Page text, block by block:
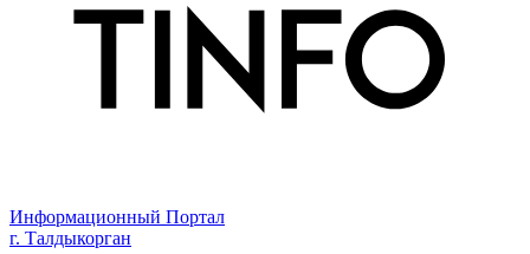
Информационный Портал
г. Талдыкорган